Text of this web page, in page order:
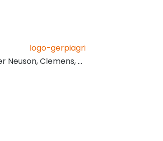
Neuson, Clemens, …